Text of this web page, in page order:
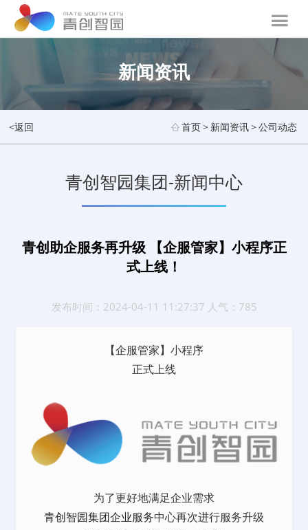
新闻资讯
<返回 首页> 新闻资讯>公司动态
青创智园集团-新闻中心
青创助企服务再升级 【企服管家】小程序正
式上线！
发布时间：2024-04-11 11:27:37 人气：785
【企服管家】小程序
正式上线
为了更好地满足企业需求
青创智园集团企业服务中心再次进行服务升级